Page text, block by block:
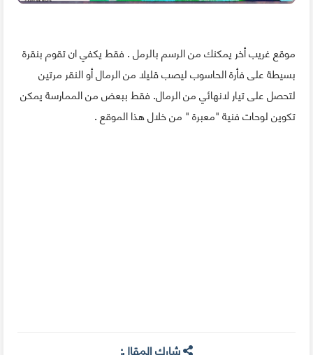
موقع غريب أخر يمكنك من الرسم بالرمل . فقط يكفي ان تقوم بنقرة
بسيطة على فأرة الحاسوب ليصب قليلا من الرمال أو النقر مرتين
لتحصل على تيار لانهائي من الرمال. فقط ببعض من الممارسة يمكن
تكوين لوحات فنية "معبرة " من خلال هذا الموقع .
شارك المقال: